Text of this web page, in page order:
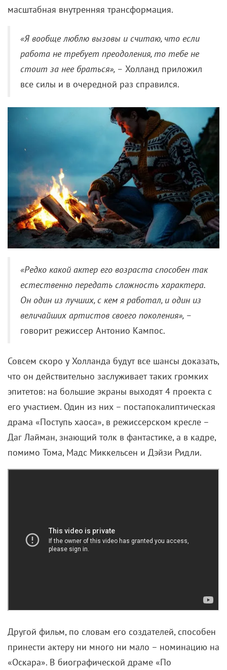
масштабная внутренняя трансформация.
«Я вообще люблю вызовы и считаю, что если
работа не требует преодоления, то тебе не
стоит за нее браться», – Холланд приложил
все силы и в очередной раз справился.
«Редко какой актер его возраста способен так
естественно передать сложность характера.
Он один из лучших, с кем я работал, и один из
величайших артистов своего поколения», –
говорит режиссер Антонио Кампос.
Совсем скоро у Холланда будут все шансы доказать,
что он действительно заслуживает таких громких
эпитетов: на большие экраны выходят 4 проекта с
его участием. Один из них – постапокалиптическая
драма «Поступь хаоса», в режиссерском кресле –
Даг Лайман, знающий толк в фантастике, а в кадре,
помимо Тома, Мадс Миккельсен и Дэйзи Ридли.
Другой фильм, по словам его создателей, способен
принести актеру ни много ни мало – номинацию на
«Оскара». В биографической драме «По